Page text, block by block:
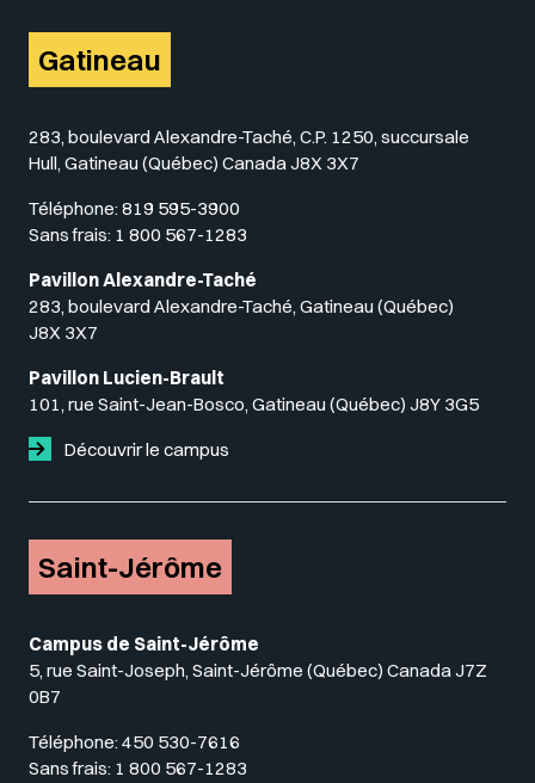
Gatineau
283, boulevard Alexandre-Taché, C.P. 1250, succursale
Hull, Gatineau (Québec) Canada J8X 3X7
Téléphone: 819 595-3900
Sans frais: 1 800 567-1283
Pavillon Alexandre-Taché
283, boulevard Alexandre-Taché, Gatineau (Québec)
J8X 3X7
Pavillon Lucien-Brault
101, rue Saint-Jean-Bosco, Gatineau (Québec) J8Y 3G5
Découvrir le campus
Saint-Jérôme
Campus de Saint-Jérôme
5, rue Saint-Joseph, Saint-Jérôme (Québec) Canada J7Z
0B7
Téléphone: 450 530-7616
Sans frais: 1 800 567-1283